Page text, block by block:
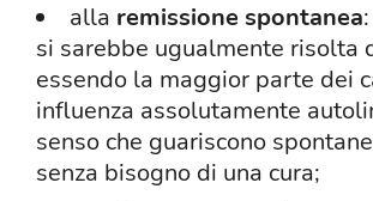
alla remissione spontanea
si sarebbe ugualmente risolta
essendo la maggior parte dei
influenza assolutamente
senso che guariscono
senza bisogno di una cura;